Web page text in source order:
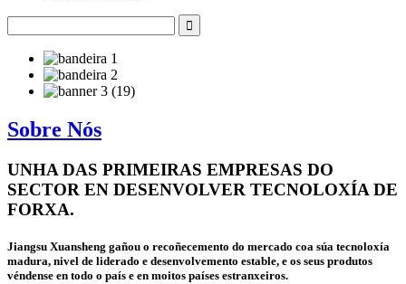
Sobre Nós
UNHA DAS PRIMEIRAS EMPRESAS DO
SECTOR EN DESENVOLVER TECNOLOXÍA DE
FORXA.
Jiangsu Xuansheng gañou o recoñecemento do mercado coa súa tecnoloxía
madura, nivel de liderado e desenvolvemento estable, e os seus produtos
véndense en todo o país e en moitos países estranxeiros.